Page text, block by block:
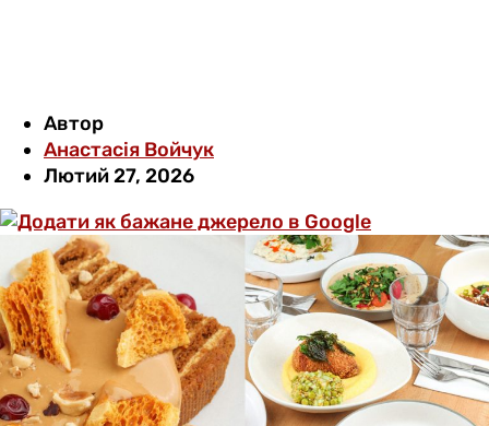
Автор
Анастасія Войчук
Лютий 27, 2026